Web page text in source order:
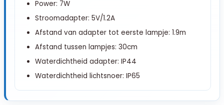
Power: 7W
Stroomadapter: 5V/1.2A
Afstand van adapter tot eerste lampje: 1.9m
Afstand tussen lampjes: 30cm
Waterdichtheid adapter: IP44
Waterdichtheid lichtsnoer: IP65